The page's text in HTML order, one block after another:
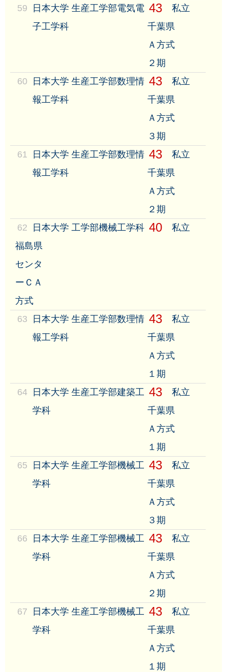
59
日本大学 生産工学部電気電
子工学科
43
私立
千葉県
Ａ方式
２期
60
日本大学 生産工学部数理情
報工学科
43
私立
千葉県
Ａ方式
３期
61
日本大学 生産工学部数理情
報工学科
43
私立
千葉県
Ａ方式
２期
62
日本大学 工学部機械工学科 40
私立
福島県
センタ
ーＣＡ
方式
63
日本大学 生産工学部数理情
報工学科
43
私立
千葉県
Ａ方式
１期
64
日本大学 生産工学部建築工
学科
43
私立
千葉県
Ａ方式
１期
65
日本大学 生産工学部機械工
学科
43
私立
千葉県
Ａ方式
３期
66
日本大学 生産工学部機械工
学科
43
私立
千葉県
Ａ方式
２期
67
日本大学 生産工学部機械工
学科
43
私立
千葉県
Ａ方式
１期